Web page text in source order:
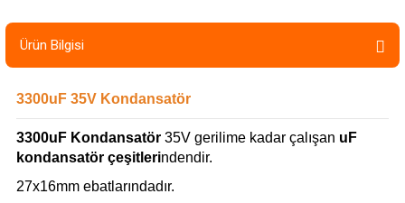
Ürün Bilgisi
3300uF 35V Kondansatör
3300uF Kondansatör 35V gerilime kadar çalışan uF
kondansatör çeşitlerindendir.
27x16mm ebatlarındadır.